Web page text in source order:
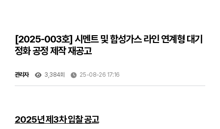
[2025-003호] 시멘트 및 합성가스 라인 연계형 대기
정화 공정 제작 재공고
관리자 3,384회 25-08-26 17:16
2025년 제3차 입찰 공고